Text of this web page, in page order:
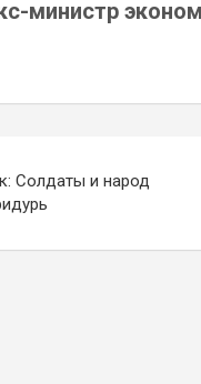
министр
Солдаты и народ